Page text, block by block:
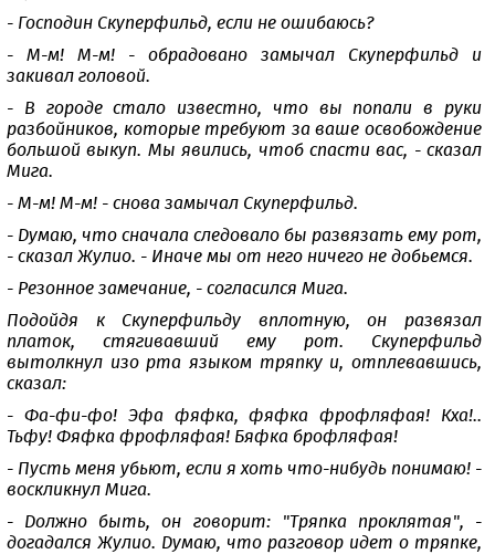
- Господин Скуперфильд, если не ошибаюсь?
- М-м! М-м! - обрадовано замычал Скуперфильд и
закивал головой.
- В городе стало известно, что вы попали в руки
разбойников, которые требуют за ваше освобождение
большой выкуп. Мы явились, чтоб спасти вас, - сказал
Мига.
- М-м! М-м! - снова замычал Скуперфильд.
- Думаю, что сначала следовало бы развязать ему рот,
- сказал Жулио. - Иначе мы от него ничего не добьемся.
- Резонное замечание, - согласился Мига.
Подойдя к Скуперфильду вплотную, он развязал
платок, стягивавший ему рот. Скуперфильд
вытолкнул изо рта языком тряпку и, отплевавшись,
сказал:
- Фа-фи-фо! Эфа фяфка, фяфка фрофляфая! Кха!..
Тьфу! Фяфка фрофляфая! Бяфка брофляфая!
- Пусть меня убьют, если я хоть что-нибудь понимаю! -
воскликнул Мига.
- Должно быть, он говорит: "Тряпка проклятая", -
догадался Жулио. Думаю, что разговор идет о тряпке,